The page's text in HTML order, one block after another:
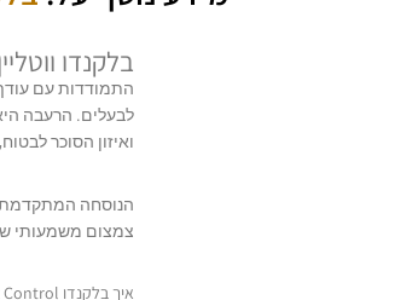
בלקנדו
התמודדות עם
לבעלים. הרעבה
ואיזון הסוכר
הנוסחה המתקדמת
צמצום משמעותי
איך בלקנדו Weight Control תומך בכלב שלכם?